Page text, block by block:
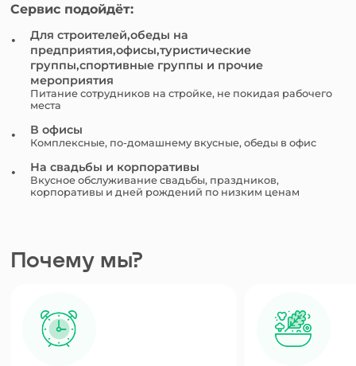
Сервис подойдёт:
Для строителей,обеды на
предприятия,офисы,туристические
группы,спортивные группы и прочие
мероприятия
Питание сотрудников на стройке, не покидая рабочего
места
В офисы
Комплексные, по-домашнему вкусные, обеды в офис
На свадьбы и корпоративы
Вкусное обслуживание свадьбы, праздников,
корпоративы и дней рождений по низким ценам
Почему мы?